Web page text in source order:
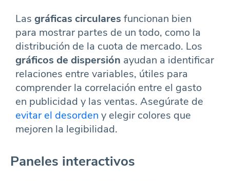
Las gráficas circulares funcionan bien
para mostrar partes de un todo, como la
distribución de la cuota de mercado. Los
gráficos de dispersión ayudan a identificar
relaciones entre variables, útiles para
comprender la correlación entre el gasto
en publicidad y las ventas. Asegúrate de
evitar el desorden y elegir colores que
mejoren la legibilidad.
Paneles interactivos